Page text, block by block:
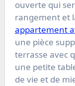
ouverte qui
rangement et
appartement
une pièce
terrasse avec
une petite
de vie et de